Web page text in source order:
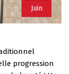
Juin
progression